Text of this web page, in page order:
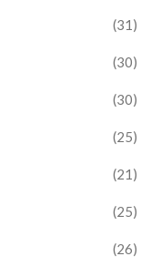
(31)
(30)
(30)
(25)
(21)
(25)
(26)